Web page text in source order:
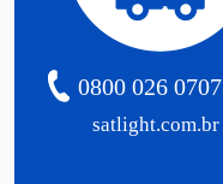
satlight.com.br
0800 026 0707